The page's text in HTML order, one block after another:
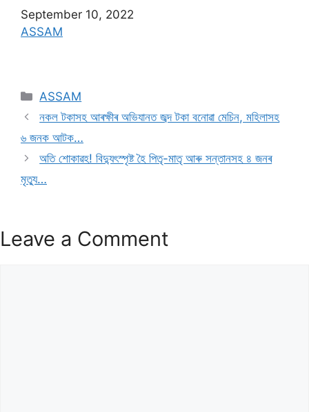
Date
September 10, 2022
In relation to
ASSAM
ASSAM
নকল টকাসহ আৰক্ষীৰ অভিযানত জব্দ টকা বনোৱা মেচিন, মহিলাসহ
৬ জনক আটক…
অতি শোকাৱহ! বিদ্যুৎস্পৃষ্ট হৈ পিতৃ-মাতৃ আৰু সন্তানসহ ৪ জনৰ
মৃত্যু…
Leave a Comment